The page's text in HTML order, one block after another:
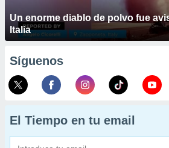
Un enorme diablo de polvo fue
Italia
Síguenos
El Tiempo en tu email